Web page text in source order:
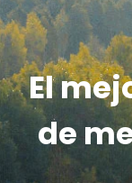
El
de